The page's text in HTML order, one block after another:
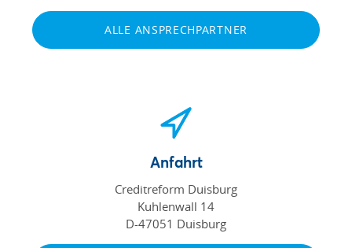
ALLE ANSPRECHPARTNER
Anfahrt
Creditreform Duisburg
Kuhlenwall 14
D-47051 Duisburg